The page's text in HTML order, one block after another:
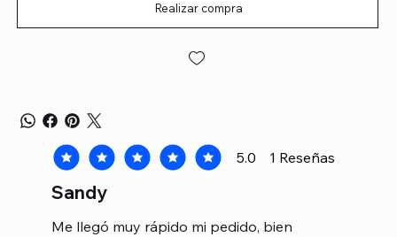
Realizar compra
5.0 1 Reseñas
la calificación promedio es 5 de 5, basada en 1
Sandy
Me llegó muy rápido mi pedido, bien